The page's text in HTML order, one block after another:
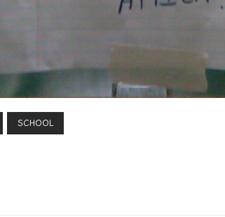
SCHOOL